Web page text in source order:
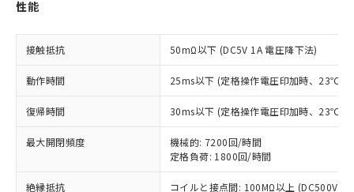
性能
接触抵抗 50mΩ以下 (DC5V 1A 電圧降下法)
動作時間 25ms以下 (定格操作電圧印加時、23℃、
復帰時間 30ms以下 (定格操作電圧印加時、23℃、
最大開閉頻度
機械的: 7200回/時間
定格負荷: 1800回/時間
絶縁抵抗 コイルと接点間: 100MΩ以上 (DC500V絶
以下の条件をお読みいただき、同意のうえ
ご利用ください。
本サービスは、当社制御機器事業取扱
商品の当社在庫状況および標準価格
(税抜)を提供させていただくもので
当社制御機器事業取扱商品の中には、
本サービスの対象外となる商品もある
ことをご了承ください。
非含有に非対応の商品で、対応品を出す予
定はありません。
調査・確認中：EU RoHS指令（10物質）の
非含有の対応状況を調査中または確認中の
非該当品：ライセンス料など無形物で、有
害物質有無と関係のない商品です。
仕入先様の事情により、非含有部品として
いたものが、含有品と判明した場合などや
むを得ず変更することがあります。
※1 中国RoHS○×表
「○」：最大均質材料含有率が中国RoHSの
基準値以下であることを示します。
「×」：最大均質材料含有率が中国RoHSの
基準値を超えていることを示します。
「－」：未確認です。当社販売部門へお問
当社は、これら貴社製品のうち、外国
為替および外国貿易法に定める商品